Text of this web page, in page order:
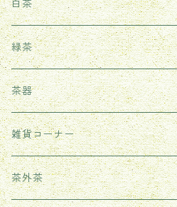
台湾ウーロン茶
雲南紅茶
祁門紅茶（世界三大紅茶の一つ）
白茶
緑茶
茶器
耐熱ガラス茶器
紫砂茶壺
雑貨コーナー
茶外茶